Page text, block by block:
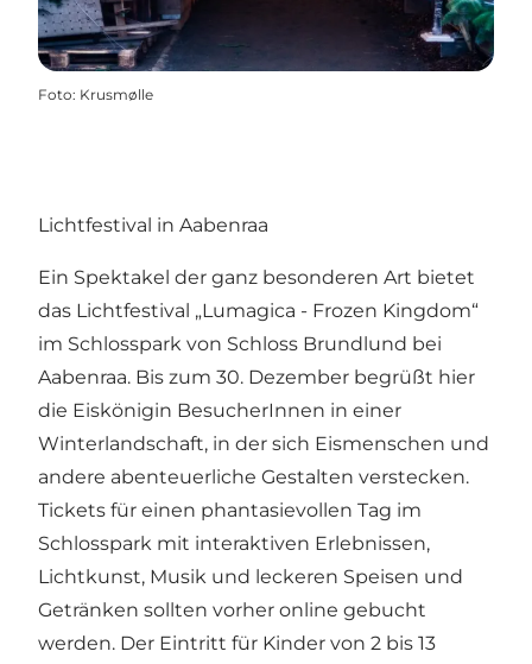
Foto: Krusmølle
Lichtfestival in Aabenraa
Ein Spektakel der ganz besonderen Art bietet
das Lichtfestival „Lumagica - Frozen Kingdom“
im Schlosspark von Schloss Brundlund bei
Aabenraa. Bis zum 30. Dezember begrüßt hier
die Eiskönigin BesucherInnen in einer
Winterlandschaft, in der sich Eismenschen und
andere abenteuerliche Gestalten verstecken.
Tickets für einen phantasievollen Tag im
Schlosspark mit interaktiven Erlebnissen,
Lichtkunst, Musik und leckeren Speisen und
Getränken sollten vorher online gebucht
werden. Der Eintritt für Kinder von 2 bis 13